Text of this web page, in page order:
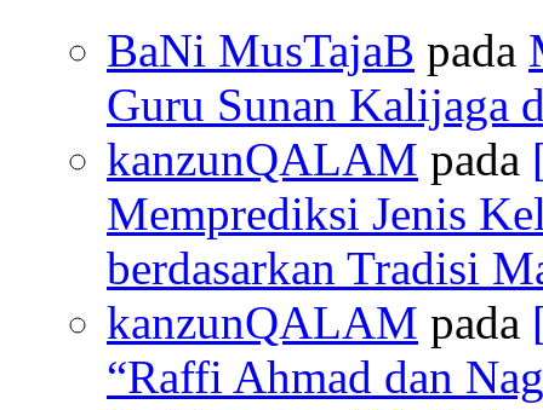
BaNi MusTajaB pada
Guru Sunan Kalijaga
kanzunQALAM pada
Memprediksi Jenis
berdasarkan Tradisi
kanzunQALAM pada
“Raffi Ahmad dan